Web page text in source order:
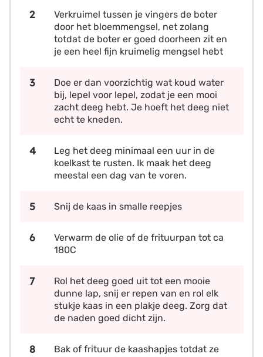
Verkruimel tussen je vingers de boter
door het bloemmengsel, net zolang
totdat de boter er goed doorheen zit en
je een heel fijn kruimelig mengsel hebt
Doe er dan voorzichtig wat koud water
bij, lepel voor lepel, zodat je een mooi
zacht deeg hebt. Je hoeft het deeg niet
echt te kneden.
Leg het deeg minimaal een uur in de
koelkast te rusten. Ik maak het deeg
meestal een dag van te voren.
Snij de kaas in smalle reepjes
Verwarm de olie of de frituurpan tot ca
180C
Rol het deeg goed uit tot een mooie
dunne lap, snij er repen van en rol elk
stukje kaas in een plakje deeg. Zorg dat
de naden goed dicht zijn.
Bak of frituur de kaashapjes totdat ze